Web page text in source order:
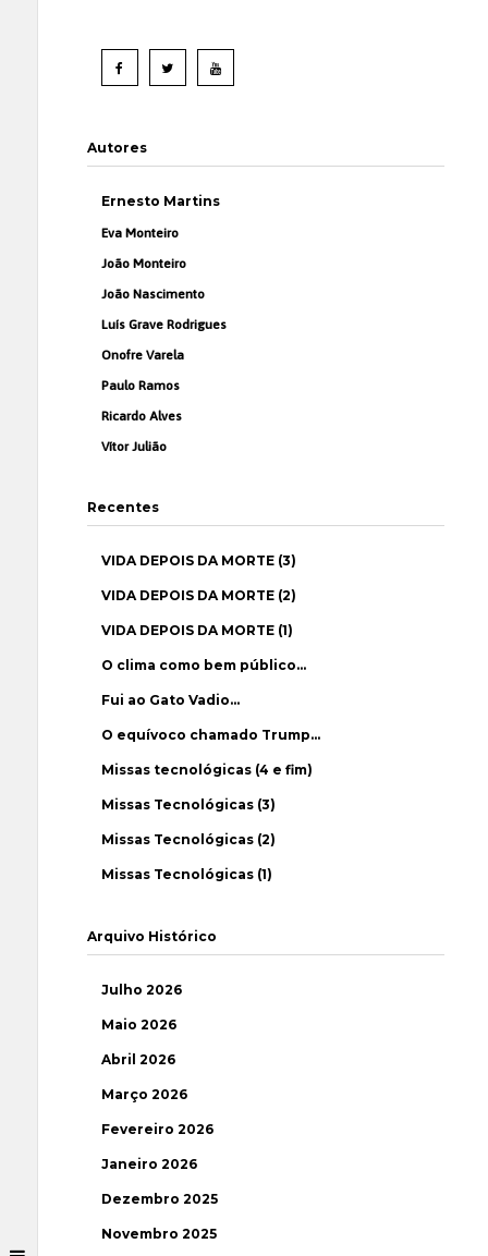
Autores
Ernesto Martins
Eva Monteiro
João Monteiro
João Nascimento
Luís Grave Rodrigues
Onofre Varela
Paulo Ramos
Ricardo Alves
Vítor Julião
Recentes
VIDA DEPOIS DA MORTE (3)
VIDA DEPOIS DA MORTE (2)
VIDA DEPOIS DA MORTE (1)
O clima como bem público…
Fui ao Gato Vadio…
O equívoco chamado Trump…
Missas tecnológicas (4 e fim)
Missas Tecnológicas (3)
Missas Tecnológicas (2)
Missas Tecnológicas (1)
Arquivo Histórico
Julho 2026
Maio 2026
Abril 2026
Março 2026
Fevereiro 2026
Janeiro 2026
Dezembro 2025
Novembro 2025